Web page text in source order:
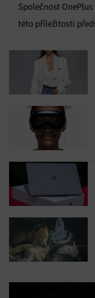
Společnost
této příležitosti